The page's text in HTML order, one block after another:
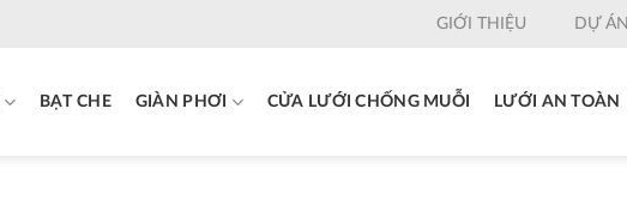
GIỚI THIỆU DỰ ÁN
BẠT CHE GIÀN PHƠI CỬA LƯỚI CHỐNG MUỖI LƯỚI AN TOÀN